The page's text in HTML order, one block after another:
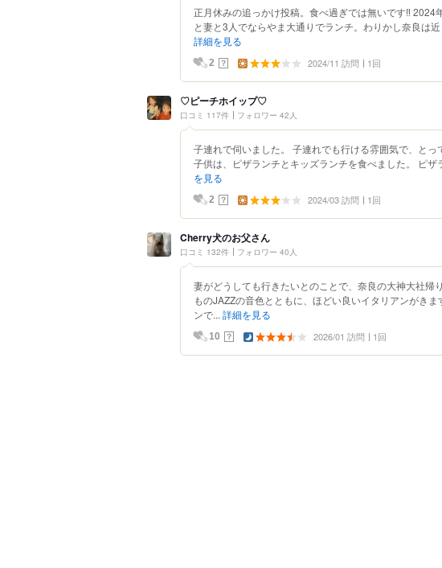
正月休みの追っかけ投稿。食べ過ぎでは無いです‼️ 2024
と妻と3人でならやま大通りでランチ。わりかし奈良は
詳細を見る
2 ？ 2024/11 訪問 1回
♡ピーチホイップ♡
口コミ 117件 フォロワー 42人
子連れで伺いました。 子連れでも行ける雰囲気で、とっ
子供は、ピザランチとキッズランチを食べました。 ピ
を見る
2 ？ 2024/03 訪問 1回
Cherry犬のお父さん
口コミ 132件 フォロワー 40人
妻がどうしても行きたいとのことで、奈良の大神大社帰
ものJAZZの音色とともに、ほどい良いイタリアンがき
ンで... 詳細を見る
10 ？ 2026/01 訪問 1回